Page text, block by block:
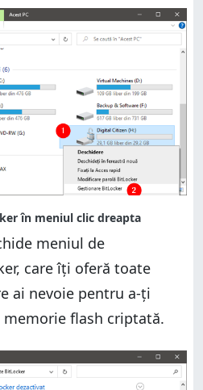
meniul de
care îți oferă toate
ai nevoie pentru a-ți
flash criptată.